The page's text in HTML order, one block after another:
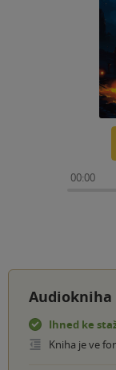
00:00
Audiokniha
Ihned ke
Kniha je ve